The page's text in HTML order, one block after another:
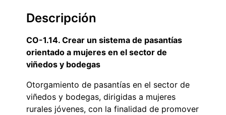
Descripción
CO-1.14. Crear un sistema de pasantías
orientado a mujeres en el sector de
viñedos y bodegas
Otorgamiento de pasantías en el sector de
viñedos y bodegas, dirigidas a mujeres
rurales jóvenes, con la finalidad de promover